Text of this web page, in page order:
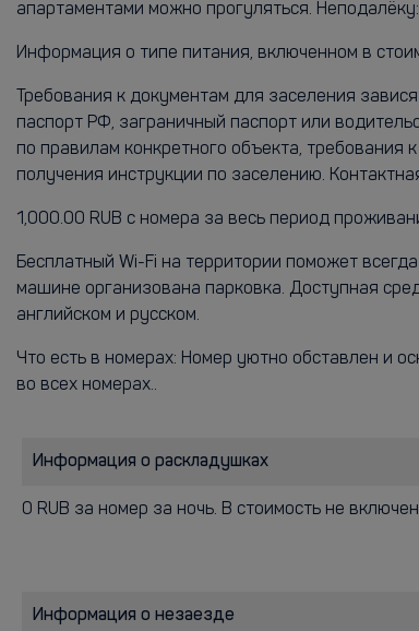
апартаментами можно прогуляться.
Информация о типе питания, включенном в
Требования к документам для заселения
паспорт РФ, заграничный паспорт или
по правилам конкретного объекта,
получения инструкции по заселению.
1,000.00 RUB с номера за весь период
Бесплатный Wi-Fi на территории поможет
машине организована парковка. Доступная
английском и русском.
Что есть в номерах: Номер уютно обставлен и
во всех номерах..
Информация о раскладушках
0 RUB за номер за ночь. В стоимость не
Информация о незаезде